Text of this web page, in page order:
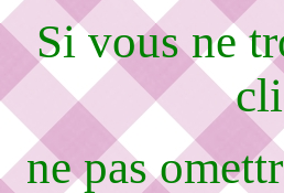
Si vous ne
ne pas